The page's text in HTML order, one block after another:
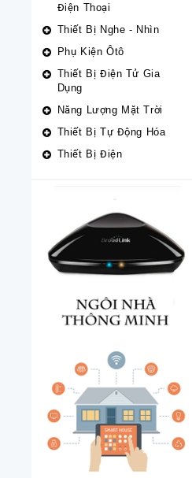
Điện Thoại
Thiết Bị Nghe - Nhìn
Phụ Kiện Ôtô
Thiết Bị Điện Tử Gia
Dụng
Năng Lượng Mặt Trời
Thiết Bị Tự Động Hóa
Thiết Bị Điện